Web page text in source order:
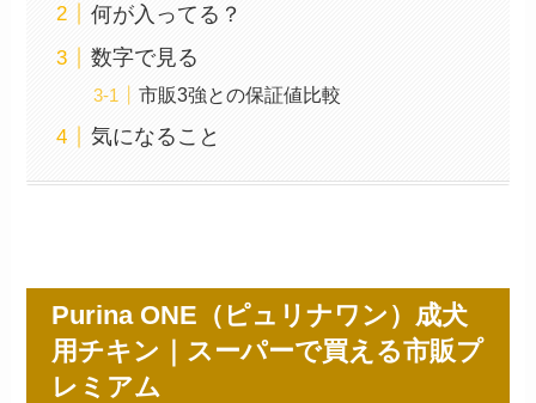
何が入ってる？
数字で見る
市販3強との保証値比較
気になること
Purina ONE（ピュリナワン）成犬
用チキン｜スーパーで買える市販プ
レミアム